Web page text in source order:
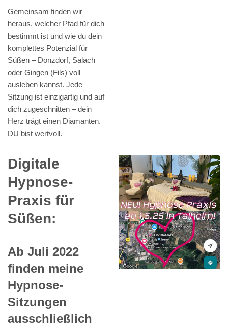
Gemeinsam finden wir
heraus, welcher Pfad für dich
bestimmt ist und wie du dein
komplettes Potenzial für
Süßen – Donzdorf, Salach
oder Gingen (Fils) voll
ausleben kannst. Jede
Sitzung ist einzigartig und auf
dich zugeschnitten – dein
Herz trägt einen Diamanten.
DU bist wertvoll.
Digitale
Hypnose-
Praxis für
Süßen:
Ab Juli 2022
finden meine
Hypnose-
Sitzungen
ausschließlich